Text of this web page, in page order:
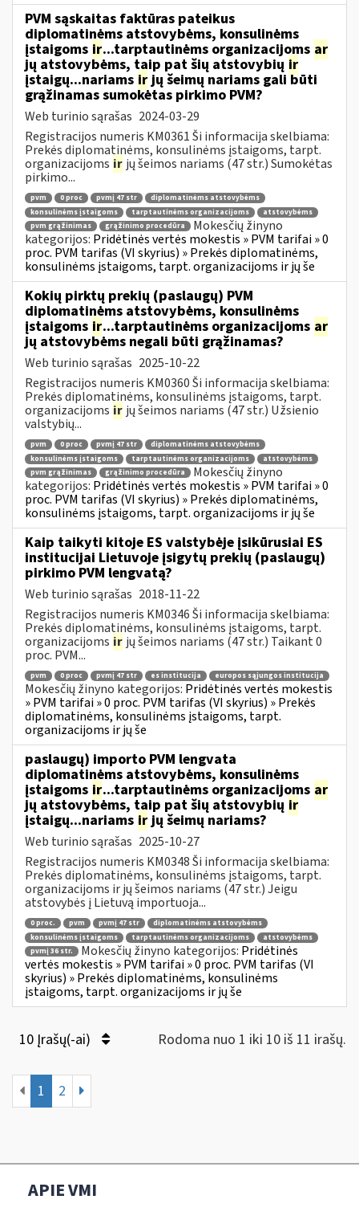
PVM sąskaitas faktūras pateikus
diplomatinėms atstovybėms, konsulinėms
įstaigoms ir...tarptautinėms organizacijoms ar
jų atstovybėms, taip pat šių atstovybių ir
įstaigų...nariams irjų šeimų nariams gali būti
grąžinamas sumokėtas pirkimo PVM?
Web turinio sąrašas 2024-03-29
Registracijos numeris KM0361 Ši informacija skelbiama:
Prekės diplomatinėms, konsulinėms įstaigoms, tarpt.
organizacijoms ir jų šeimos nariams (47 str.) Sumokėtas
pirkimo...
pvm 0 proc pvmį 47 str
diplomatinėms atstovybėms
konsulinėms įstaigoms
tarptautinėms organizacijoms
atstovybėms
pvm grąžinimas
grąžinimo procedūra
Mokesčių žinyno
kategorijos: Pridėtinės vertės mokestis » PVM tarifai » 0
proc. PVM tarifas (VI skyrius) » Prekės diplomatinėms,
konsulinėms įstaigoms, tarpt. organizacijoms ir jų še
Kokių pirktų prekių (paslaugų) PVM
diplomatinėms atstovybėms, konsulinėms
įstaigoms ir...tarptautinėms organizacijoms ar
jų atstovybėms negali būti grąžinamas?
Web turinio sąrašas 2025-10-22
Registracijos numeris KM0360 Ši informacija skelbiama:
Prekės diplomatinėms, konsulinėms įstaigoms, tarpt.
organizacijoms ir jų šeimos nariams (47 str.) Užsienio
valstybių...
pvm 0 proc pvmį 47 str
diplomatinėms atstovybėms
konsulinėms įstaigoms
tarptautinėms organizacijoms
atstovybėms
pvm grąžinimas
grąžinimo procedūra
Mokesčių žinyno
kategorijos: Pridėtinės vertės mokestis » PVM tarifai » 0
proc. PVM tarifas (VI skyrius) » Prekės diplomatinėms,
konsulinėms įstaigoms, tarpt. organizacijoms ir jų še
Kaip taikyti kitoje ES valstybėje įsikūrusiai ES
institucijai Lietuvoje įsigytų prekių (paslaugų)
pirkimo PVM lengvatą?
Web turinio sąrašas 2018-11-22
Registracijos numeris KM0346 Ši informacija skelbiama:
Prekės diplomatinėms, konsulinėms įstaigoms, tarpt.
organizacijoms ir jų šeimos nariams (47 str.) Taikant 0
proc. PVM...
pvm 0 proc pvmį 47 str es institucija europos sąjungos institucija
Mokesčių žinyno kategorijos: Pridėtinės vertės mokestis
» PVM tarifai » 0 proc. PVM tarifas (VI skyrius) » Prekės
diplomatinėms, konsulinėms įstaigoms, tarpt.
organizacijoms ir jų še
paslaugų) importo PVM lengvata
diplomatinėms atstovybėms, konsulinėms
įstaigoms ir...tarptautinėms organizacijoms ar
jų atstovybėms, taip pat šių atstovybių ir
įstaigų...nariams irjų šeimų nariams?
Web turinio sąrašas 2025-10-27
Registracijos numeris KM0348 Ši informacija skelbiama:
Prekės diplomatinėms, konsulinėms įstaigoms, tarpt.
organizacijoms ir jų šeimos nariams (47 str.) Jeigu
atstovybės į Lietuvą importuoja...
0 proc. pvm pvmį 47 str
diplomatinėms atstovybėms
konsulinėms įstaigoms
tarptautinėms organizacijoms
atstovybėms
pvmį 36 str.
Mokesčių žinyno kategorijos: Pridėtinės
vertės mokestis » PVM tarifai » 0 proc. PVM tarifas (VI
skyrius) » Prekės diplomatinėms, konsulinėms
įstaigoms, tarpt. organizacijoms ir jų še
10 Įrašų(-ai) Rodoma nuo 1 iki 10 iš 11 irašų.
1 2
APIE VMI